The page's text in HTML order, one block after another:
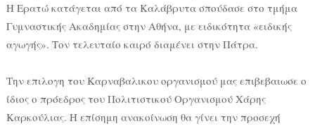
Η Ερατώ κατάγεται από τα Καλάβρυτα σπούδασε στο τμήμα
Γυμναστικής Ακαδημίας στην Αθήνα, με ειδικότητα «ειδικής
αγωγής». Τον τελευταίο καιρό διαμένει στην Πάτρα.
Την επιλογη του Καρναβαλικου οργανισμού μας επιβεβαιωσε ο
ίδιος ο πρόεδρος του Πολιτιστικού Οργανισμού Χάρης
Καρκούλιας. Η επίσημη ανακοίνωση θα γίνει την προσεχή